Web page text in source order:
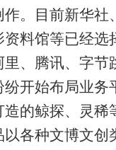
。目前新华社
资料馆等已经选
、腾讯、字节
纷开始布局业务
造的鲸探、灵稀
各种文博文创